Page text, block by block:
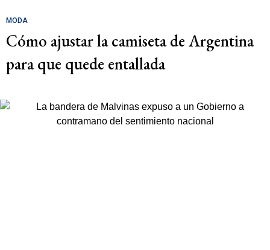
MODA
Cómo ajustar la camiseta de Argentina
para que quede entallada